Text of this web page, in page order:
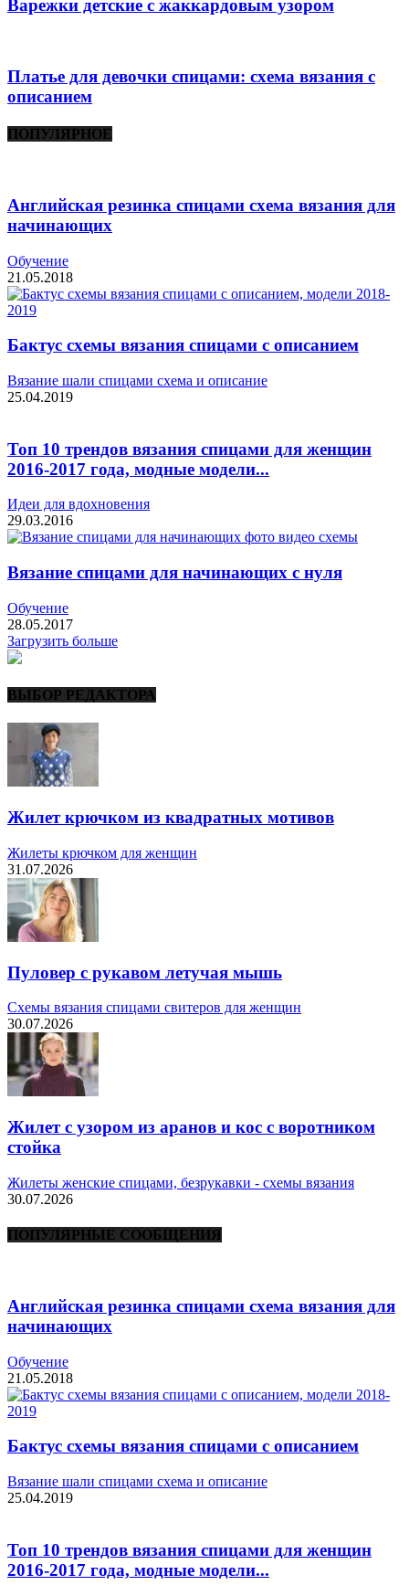
Варежки детские с жаккардовым узором
Платье для девочки спицами: схема вязания с
описанием
ПОПУЛЯРНОЕ
Английская резинка спицами схема вязания для
начинающих
Обучение
21.05.2018
Бактус схемы вязания спицами с описанием
Вязание шали спицами схема и описание
25.04.2019
Топ 10 трендов вязания спицами для женщин
2016-2017 года, модные модели...
Идеи для вдохновения
29.03.2016
Вязание спицами для начинающих с нуля
Обучение
28.05.2017
Загрузить больше
ВЫБОР РЕДАКТОРА
Жилет крючком из квадратных мотивов
Жилеты крючком для женщин
31.07.2026
Пуловер с рукавом летучая мышь
Схемы вязания спицами свитеров для женщин
30.07.2026
Жилет с узором из аранов и кос с воротником
стойка
Жилеты женские спицами, безрукавки - схемы вязания
30.07.2026
ПОПУЛЯРНЫЕ СООБЩЕНИЯ
Английская резинка спицами схема вязания для
начинающих
Обучение
21.05.2018
Бактус схемы вязания спицами с описанием
Вязание шали спицами схема и описание
25.04.2019
Топ 10 трендов вязания спицами для женщин
2016-2017 года, модные модели...